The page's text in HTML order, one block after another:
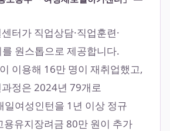
터가 직업상담·직업훈련·
를 원스톱으로 제공합니다.
이용해 16만 명이 재취업했고,
정은 2024년 79개로
일여성인턴을 1년 이상 정규
용유지장려금 80만 원이 추가